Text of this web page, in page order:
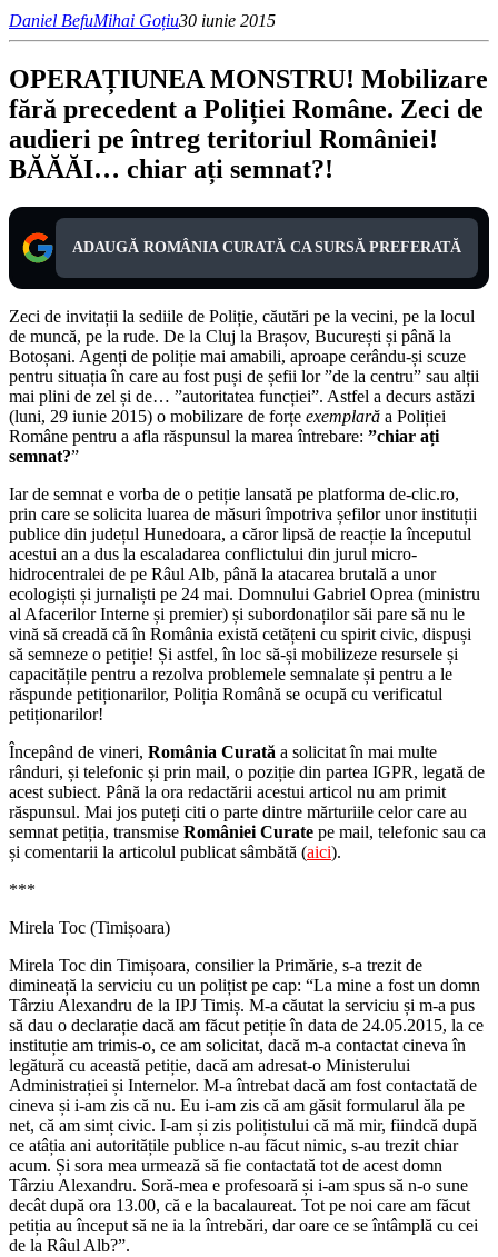
Daniel BefuMihai Goțiu30 iunie 2015
OPERAȚIUNEA MONSTRU! Mobilizare
fără precedent a Poliției Române. Zeci de
audieri pe întreg teritoriul României!
BĂĂĂI… chiar ați semnat?!
ADAUGĂ ROMÂNIA CURATĂ CA SURSĂ PREFERATĂ
Zeci de invitații la sediile de Poliție, căutări pe la vecini, pe la locul
de muncă, pe la rude. De la Cluj la Brașov, București și până la
Botoșani. Agenți de poliție mai amabili, aproape cerându-și scuze
pentru situația în care au fost puși de șefii lor ”de la centru” sau alții
mai plini de zel și de… ”autoritatea funcției”. Astfel a decurs astăzi
(luni, 29 iunie 2015) o mobilizare de forțe exemplară a Poliției
Române pentru a afla răspunsul la marea întrebare: ”chiar ați
semnat?”
Iar de semnat e vorba de o petiție lansată pe platforma de-clic.ro,
prin care se solicita luarea de măsuri împotriva șefilor unor instituții
publice din județul Hunedoara, a căror lipsă de reacție la începutul
acestui an a dus la escaladarea conflictului din jurul micro-
hidrocentralei de pe Râul Alb, până la atacarea brutală a unor
ecologiști și jurnaliști pe 24 mai. Domnului Gabriel Oprea (ministru
al Afacerilor Interne și premier) și subordonaților săi pare să nu le
vină să creadă că în România există cetățeni cu spirit civic, dispuși
să semneze o petiție! Și astfel, în loc să-și mobilizeze resursele și
capacitățile pentru a rezolva problemele semnalate și pentru a le
răspunde petiționarilor, Poliția Română se ocupă cu verificatul
petiționarilor!
Începând de vineri, România Curată a solicitat în mai multe
rânduri, și telefonic și prin mail, o poziție din partea IGPR, legată de
acest subiect. Până la ora redactării acestui articol nu am primit
răspunsul. Mai jos puteți citi o parte dintre mărturiile celor care au
semnat petiția, transmise României Curate pe mail, telefonic sau ca
și comentarii la articolul publicat sâmbătă (aici).
***
Mirela Toc (Timișoara)
Mirela Toc din Timișoara, consilier la Primărie, s-a trezit de
dimineață la serviciu cu un polițist pe cap: “La mine a fost un domn
Târziu Alexandru de la IPJ Timiș. M-a căutat la serviciu și m-a pus
să dau o declarație dacă am făcut petiție în data de 24.05.2015, la ce
instituție am trimis-o, ce am solicitat, dacă m-a contactat cineva în
legătură cu această petiție, dacă am adresat-o Ministerului
Administrației și Internelor. M-a întrebat dacă am fost contactată de
cineva și i-am zis că nu. Eu i-am zis că am găsit formularul ăla pe
net, că am simț civic. I-am și zis polițistului că mă mir, fiindcă după
ce atâția ani autoritățile publice n-au făcut nimic, s-au trezit chiar
acum. Și sora mea urmează să fie contactată tot de acest domn
Târziu Alexandru. Soră-mea e profesoară și i-am spus să n-o sune
decât după ora 13.00, că e la bacalaureat. Tot pe noi care am făcut
petiția au început să ne ia la întrebări, dar oare ce se întâmplă cu cei
de la Râul Alb?”.